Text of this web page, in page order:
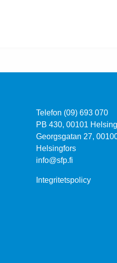
Telefon (09) 693 070
PB 430, 00101
Georgsgatan 27,
Helsingfors
info@sfp.fi
Integritetspolicy